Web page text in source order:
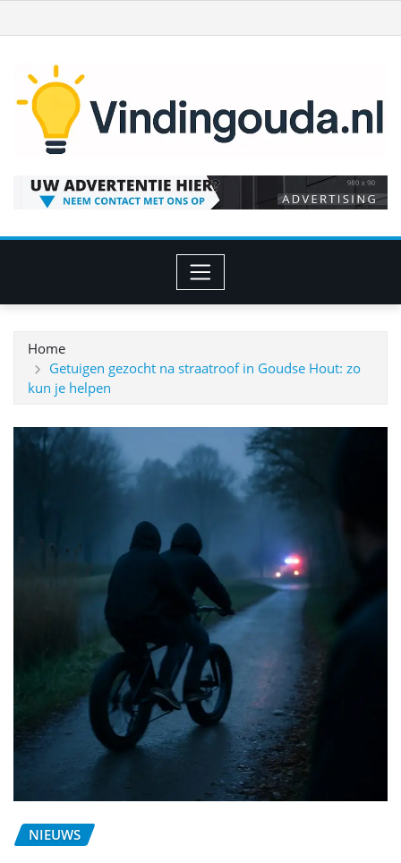
naar
inhoud
Home
Getuigen gezocht na straatroof in Goudse Hout: zo
kun je helpen
NIEUWS